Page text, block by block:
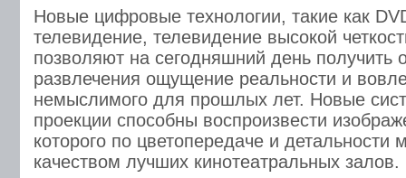
Новые цифровые технологии, такие как
телевидение, телевидение высокой
позволяют на сегодняшний день получить
развлечения ощущение реальности и
немыслимого для прошлых лет. Новые
проекции способны воспроизвести
которого по цветопередаче и детальности
качеством лучших кинотеатральных залов.